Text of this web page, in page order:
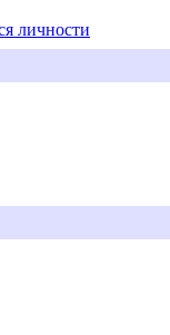
личности